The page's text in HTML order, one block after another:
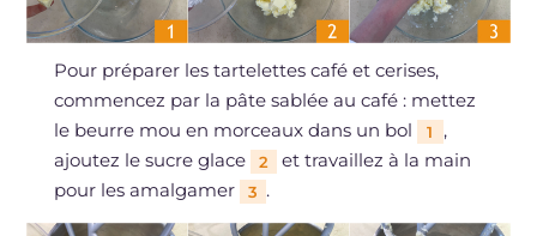
Pour préparer les tartelettes café et cerises,
commencez par la pâte sablée au café : mettez
le beurre mou en morceaux dans un bol
1
,
ajoutez le sucre glace
2
et travaillez à la main
pour les amalgamer
3 .